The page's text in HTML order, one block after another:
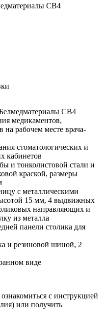
СВ4
СВ4
медикаментов,
на рабочем месте врача-
стоматологических и
кабинетов
и тонколистовой стали и
краской, размеры
с металлическими
15 мм, 4 выдвижных
направляющих и
из металла
панели столика для
и резиновой шиной, 2
виде
с инструкцией
или получить